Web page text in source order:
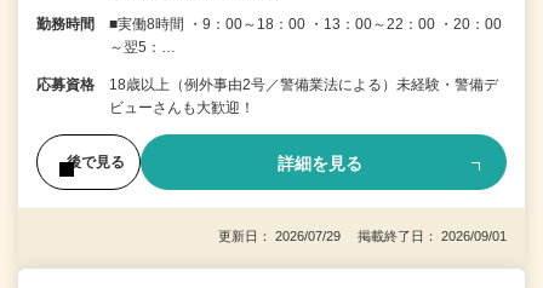
勤務時間
■実働8時間 ・9：00～18：00 ・13：00～22：00 ・20：00
～翌5：…
応募資格
18歳以上（例外事由2号／警備業法による）未経験・警備デ
ビューさんも大歓迎！
後で見る 詳細を見る
更新日： 2026/07/29 掲載終了日： 2026/09/01